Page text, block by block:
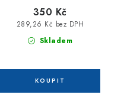
Skladem
289,26 Kč bez DPH
350 Kč